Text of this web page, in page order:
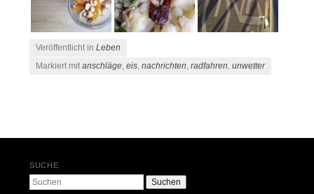
Veröffentlicht inLeben
Markiert mitanschläge,eis,nachrichten,radfahren,unwetter
SUCHE
Suchen